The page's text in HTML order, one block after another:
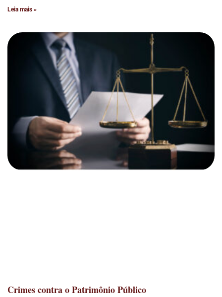
Leia mais »
Crimes contra o Patrimônio Público